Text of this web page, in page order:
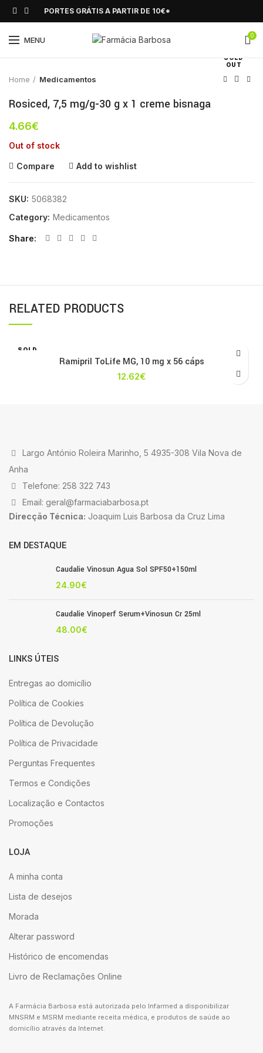
PORTES GRÁTIS A PARTIR DE 10€*
MENU 0
SOLD
OUT
Click to enlarge
Home Medicamentos
Rosiced, 7,5 mg/g-30 g x 1 creme bisnaga
4.66€
Out of stock
Compare Add to wishlist
SKU: 5068382
Category: Medicamentos
Share
RELATED PRODUCTS
SOLD
Ramipril ToLife MG, 10 mg x 56 cáps
12.62€
Largo António Roleira Marinho, 5 4935-308 Vila Nova de
Anha
Telefone: 258 322 743
Email: geral@farmaciabarbosa.pt
Direcção Técnica: Joaquim Luis Barbosa da Cruz Lima
EM DESTAQUE
Caudalie Vinosun Agua Sol SPF50+150ml
24.90€
Caudalie Vinoperf Serum+Vinosun Cr 25ml
48.00€
LINKS ÚTEIS
Entregas ao domicílio
Política de Cookies
Política de Devolução
Política de Privacidade
Perguntas Frequentes
Termos e Condições
Localização e Contactos
Promoções
LOJA
A minha conta
Lista de desejos
Morada
Alterar password
Histórico de encomendas
Livro de Reclamações Online
A Farmácia Barbosa está autorizada pelo Infarmed a disponibilizar
MNSRM e MSRM mediante receita médica, e produtos de saúde ao
domicílio através da Internet.